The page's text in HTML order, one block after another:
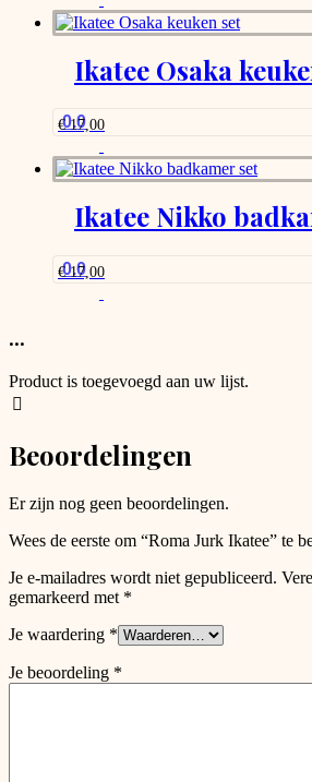
Ikatee Osaka
0.0
€17,00
Ikatee Nikko
0.0
€17,00
...
Product is toegevoegd aan uw lijst.
Beoordelingen
Er zijn nog geen beoordelingen.
Wees de eerste om “Roma Jurk Ikatee” te
Je e-mailadres wordt niet gepubliceerd.
gemarkeerd met *
Je waardering *
Je beoordeling *